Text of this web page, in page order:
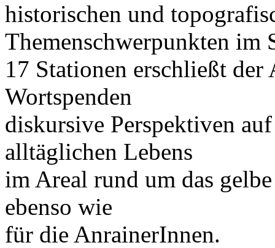
historischen und
Themenschwerpunkten im
17 Stationen erschließt
Wortspenden
diskursive Perspektiven
alltäglichen Lebens
im Areal rund um das
ebenso wie
für die AnrainerInnen.